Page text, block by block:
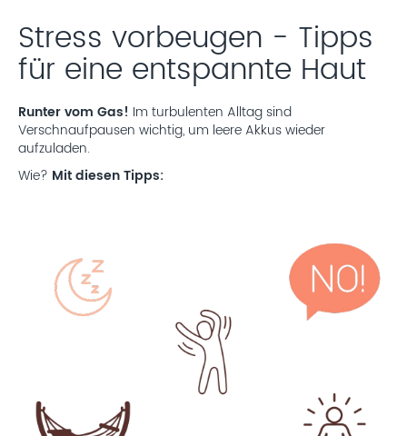
Stress vorbeugen - Tipps
für eine entspannte Haut
Runter vom Gas! Im turbulenten Alltag sind
Verschnaufpausen wichtig, um leere Akkus wieder
aufzuladen.
Wie? Mit diesen Tipps: